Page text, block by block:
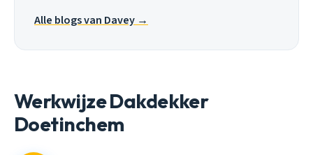
Alle blogs van Davey →
Werkwijze Dakdekker
Doetinchem